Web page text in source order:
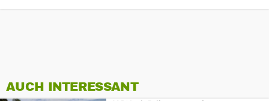
AUCH INTERESSANT